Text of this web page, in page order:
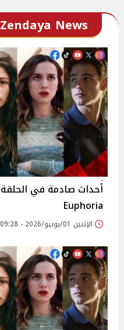
Zendaya News
Euphoria
الإثنين 01/يونيو/2026 - 09:28 م